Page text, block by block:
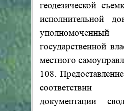
геодезической
исполнительной
государственной
местного
108.
соответствии
документации